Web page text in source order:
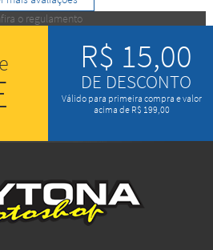
R$ 15,00
DE DESCONTO
Válido para primeira compra e valor
acima de R$ 199,00